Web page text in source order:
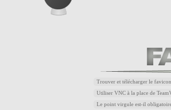
Trouver et télécharger le
Utiliser VNC à la place de
Le point virgule est-il